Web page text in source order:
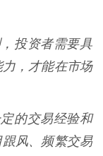
投资者需要具
，才能在市场
的交易经验和
风、频繁交易